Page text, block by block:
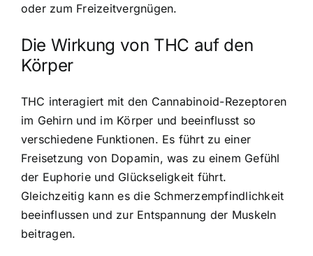
oder zum Freizeitvergnügen.
Die Wirkung von THC auf den
Körper
THC interagiert mit den Cannabinoid-Rezeptoren
im Gehirn und im Körper und beeinflusst so
verschiedene Funktionen. Es führt zu einer
Freisetzung von Dopamin, was zu einem Gefühl
der Euphorie und Glückseligkeit führt.
Gleichzeitig kann es die Schmerzempfindlichkeit
beeinflussen und zur Entspannung der Muskeln
beitragen.